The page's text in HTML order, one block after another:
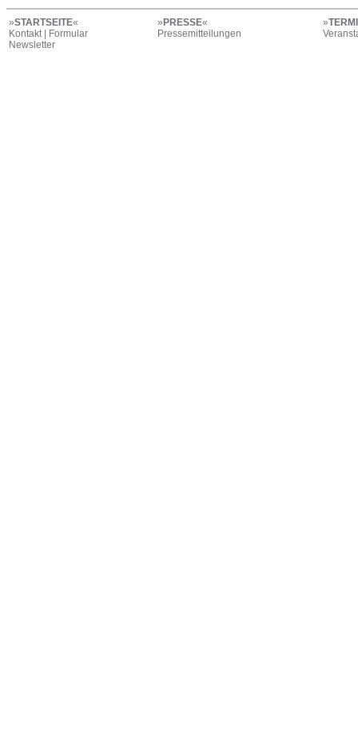
»STARTSEITE«
Kontakt | Formular
Newsletter
» PRESSE«
Pressemitteilungen
»